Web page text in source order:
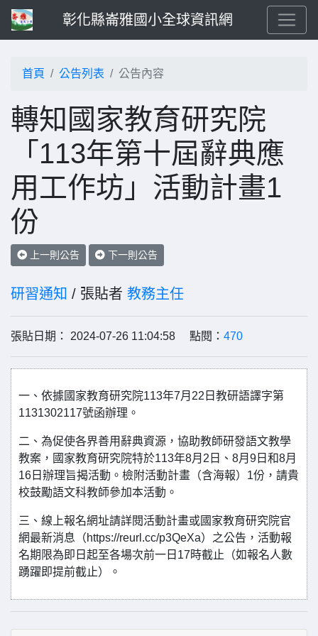
彰化縣崙雅國小全球資訊網
首頁 公告列表 公告內容
轉知國家教育研究院
「113年第十屆辭典應
用工作坊」活動計畫1
份
上一則公告 下一則公告
研習通知 / 張貼者 教務主任
張貼日期： 2024-07-26 11:04:58 點閱： 470
一、依據國家教育研究院113年7月22日教研語譯字第
1131302117號函辦理。
二、為促使各界善用辭典資源，協助教師研發語文教學
教案，國家教育研究院特於113年8月2日、8月9日和8月
16日辦理旨揭活動。檢附活動計畫（含海報）1份，請貴
校鼓勵語文科教師參加本活動。
三、線上報名網址請詳閱活動計畫或國家教育研究院官
網最新消息（https://reurl.cc/p3QeXa）之公告，活動報
名期限為即日起至各場次前一日17時截止（如報名人數
踴躍即提前截止）。